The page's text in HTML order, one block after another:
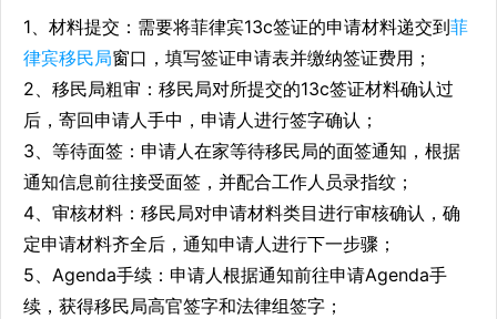
1、材料提交：需要将菲律宾13c签证的申请材料递交到菲
律宾移民局窗口，填写签证申请表并缴纳签证费用；
2、移民局粗审：移民局对所提交的13c签证材料确认过
后，寄回申请人手中，申请人进行签字确认；
3、等待面签：申请人在家等待移民局的面签通知，根据
通知信息前往接受面签，并配合工作人员录指纹；
4、审核材料：移民局对申请材料类目进行审核确认，确
定申请材料齐全后，通知申请人进行下一步骤；
5、Agenda手续：申请人根据通知前往申请Agenda手
续，获得移民局高官签字和法律组签字；